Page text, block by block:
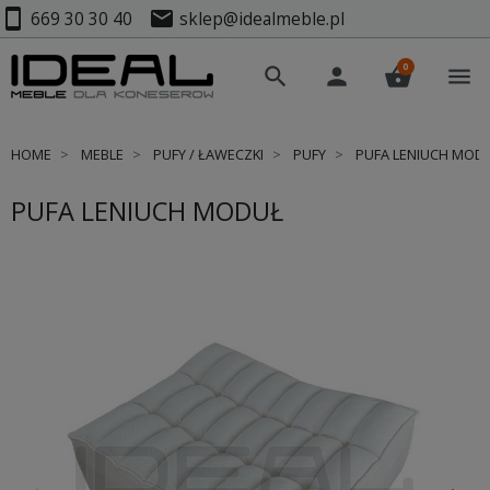
smartphone 669 30 30 40 mail sklep@idealmeble.pl
search person shopping_basket
0 menu
HOME MEBLE PUFY / ŁAWECZKI PUFY PUFA LENIUCH
PUFA LENIUCH MODUŁ